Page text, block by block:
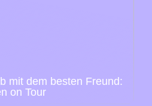
mit dem besten Freund:
on Tour